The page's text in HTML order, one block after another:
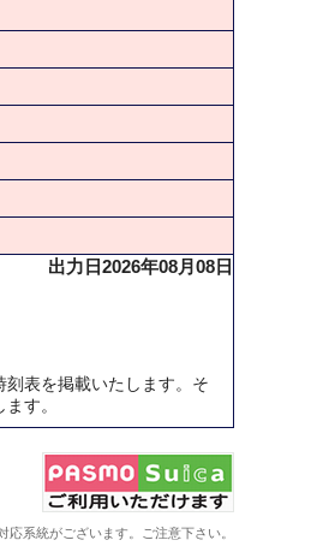
出力日2026年08月08日
表を掲載いたします。そ
す。
系統がございます。ご注意下さい。